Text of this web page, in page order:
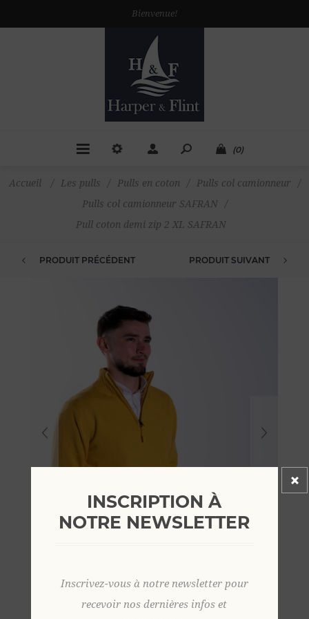
Bienvenue!
(0)
Accueil / Les pulls / Pulls en coton / Pulls col camionneur
/
Pulls col camionneur SAFRAN
/
Pull coton demi zip 2 XL SAFRAN
PRODUIT PRÉCÉDENT PRODUIT SUIVANT
INSCRIPTION À
NOTRE NEWSLETTER
Inscrivez-vous à notre newsletter pour
recevoir nos dernières infos et